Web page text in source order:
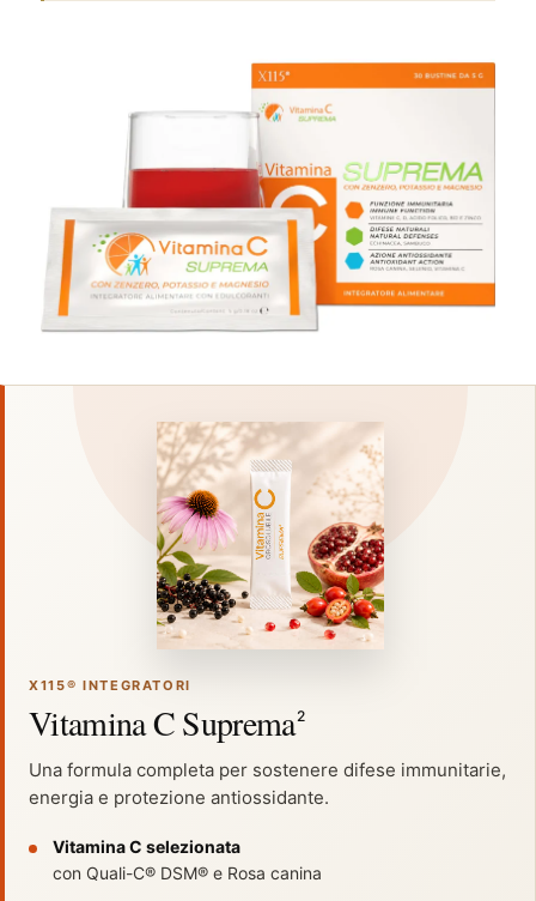
X115® INTEGRATORI
Vitamina C Suprema2
Una formula completa per sostenere difese immunitarie,
energia e protezione antiossidante.
Vitamina C selezionata
con Quali-C® DSM® e Rosa canina